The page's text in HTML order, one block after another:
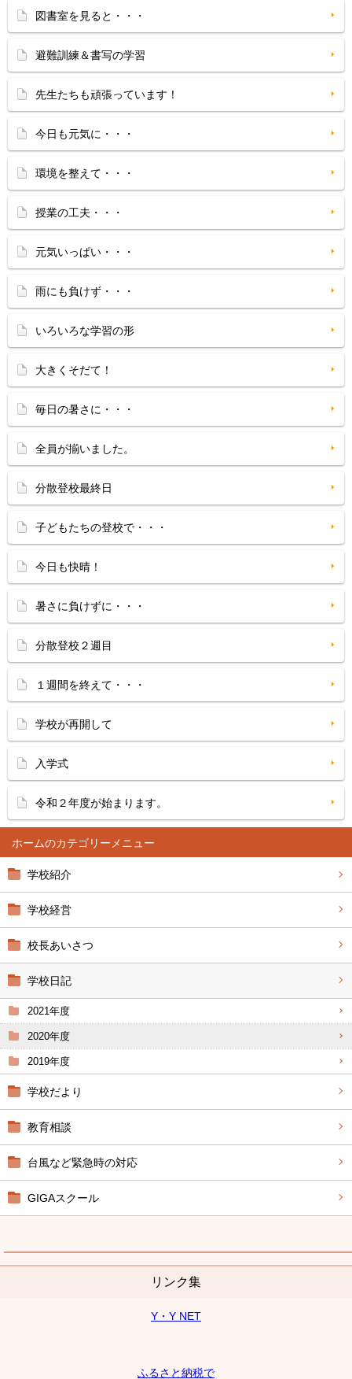
ホーム
学校紹介
学校経営
校長あいさつ
学校日記
2021年度
2020年度
2019年度
学校だより
教育相談
台風など緊急時の対応
GIGAスクール
リンク集
Y・Y NET
ふるさと納税で
図書室を見ると・・・
避難訓練＆書写の学習
先生たちも頑張っています！
今日も元気に・・・
環境を整えて・・・
授業の工夫・・・
元気いっぱい・・・
雨にも負けず・・・
いろいろな学習の形
大きくそだて！
毎日の暑さに・・・
全員が揃いました。
分散登校最終日
子どもたちの登校で・・・
今日も快晴！
暑さに負けずに・・・
分散登校２週目
１週間を終えて・・・
学校が再開して
入学式
令和２年度が始まります。